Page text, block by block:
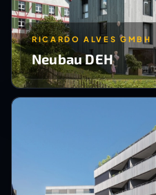
RICARDO ALVES GMBH
Neubau DEH